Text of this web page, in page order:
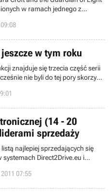
w ramach jednego z
Square Enix na Steamie. Dzięki
powyższe tytuły za kilkadziesiąt
w tym roku
znajduje się trzecia część serii
nie byli do tej pory skorzy
konkretami. Najnowszy
materiały graficzne i planowaną
(14 - 20
sprzedaży
najlepiej sprzedających się
Direct2Drive.eu i
do 20 lutego.
07:55